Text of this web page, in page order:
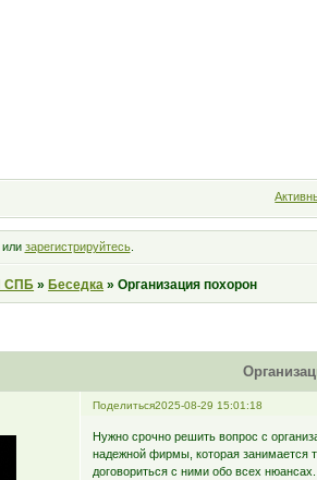
зарегистрируйтесь.
СПБ »Беседка »Организация похорон
Поделиться2025-08-29 15:01:18
Нужно срочно решить вопрос с
надежной фирмы, которая занимается
договориться с ними обо всех нюансах.